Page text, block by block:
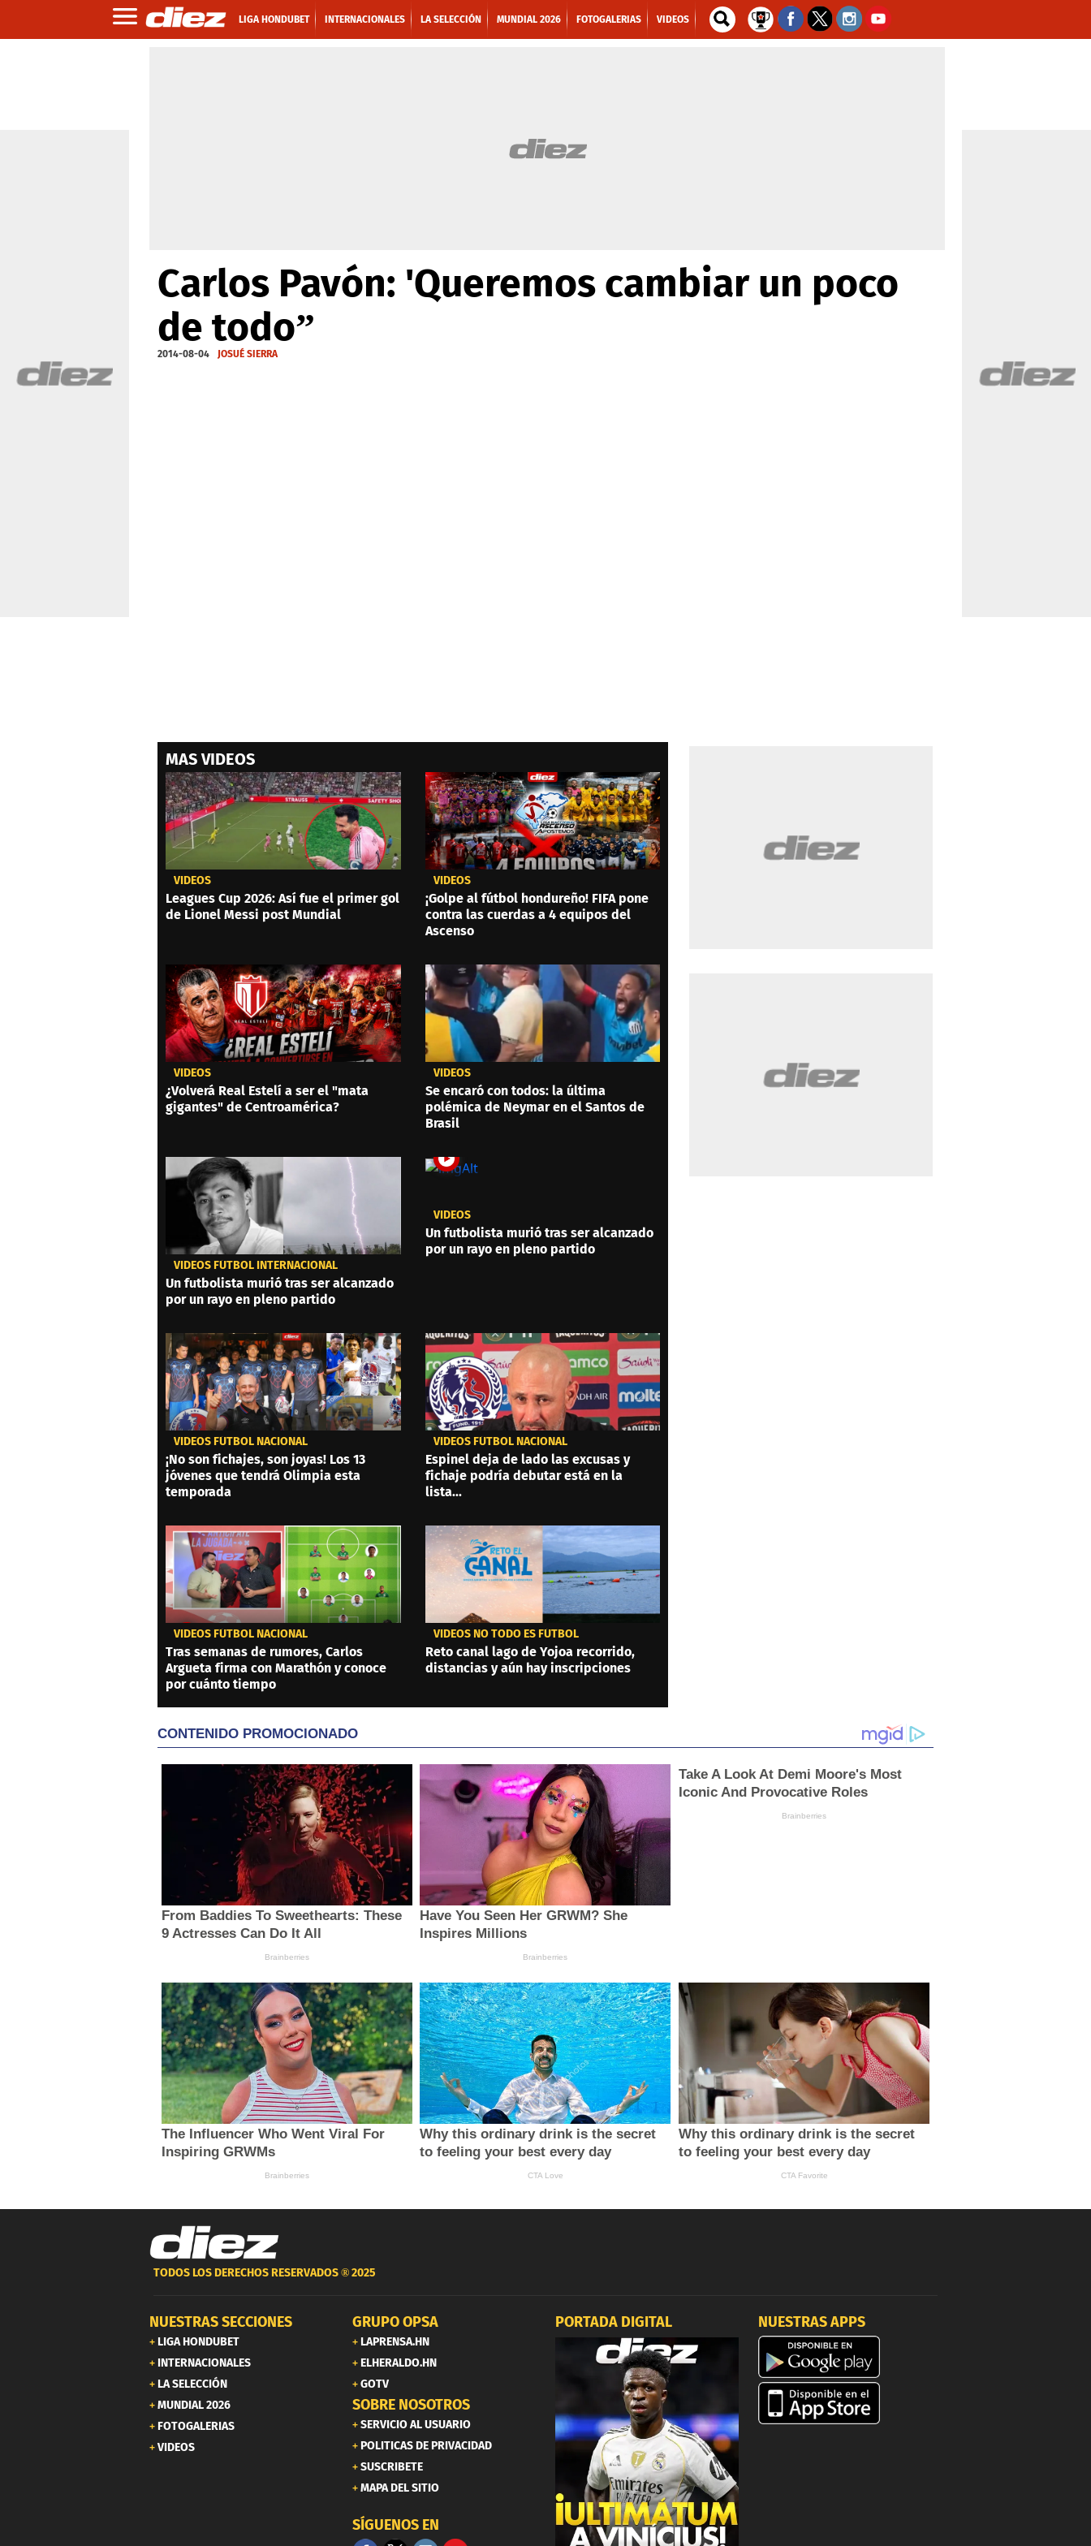
LIGA HONDUBET INTERNACIONALES LA SELECCIÓN MUNDIAL 2026 FOTOGALERIAS VIDEOS
Carlos Pavón: 'Queremos cambiar un poco
de todo”
2014-08-04 JOSUÉ SIERRA
MAS VIDEOS
VIDEOS
Leagues Cup 2026: Así fue el primer gol
de Lionel Messi post Mundial
VIDEOS
¡Golpe al fútbol hondureño! FIFA pone
contra las cuerdas a 4 equipos del
Ascenso
VIDEOS
¿Volverá Real Estelí a ser el "mata
gigantes" de Centroamérica?
VIDEOS
Se encaró con todos: la última
polémica de Neymar en el Santos de
Brasil
VIDEOS FÚTBOL INTERNACIONAL
Un futbolista murió tras ser alcanzado
por un rayo en pleno partido
VIDEOS
Un futbolista murió tras ser alcanzado
por un rayo en pleno partido
VIDEOS FÚTBOL NACIONAL
¡No son fichajes, son joyas! Los 13
jóvenes que tendrá Olimpia esta
temporada
VIDEOS FÚTBOL NACIONAL
Espinel deja de lado las excusas y
fichaje podría debutar está en la
lista...
VIDEOS FÚTBOL NACIONAL
Tras semanas de rumores, Carlos
Argueta firma con Marathón y conoce
por cuánto tiempo
VIDEOS NO TODO ES FÚTBOL
Reto canal lago de Yojoa recorrido,
distancias y aún hay inscripciones
TODOS LOS DERECHOS RESERVADOS ®2025
NUESTRAS SECCIONES
LIGA HONDUBET
INTERNACIONALES
LA SELECCIÓN
MUNDIAL 2026
FOTOGALERIAS
VIDEOS
GRUPO OPSA
LAPRENSA.HN
ELHERALDO.HN
GOTV
SOBRE NOSOTROS
SERVICIO AL USUARIO
POLITICAS DE PRIVACIDAD
SUSCRIBETE
MAPA DEL SITIO
SÍGUENOS EN
PORTADA DIGITAL NUESTRAS APPS